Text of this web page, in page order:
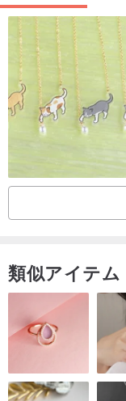
類似アイテム